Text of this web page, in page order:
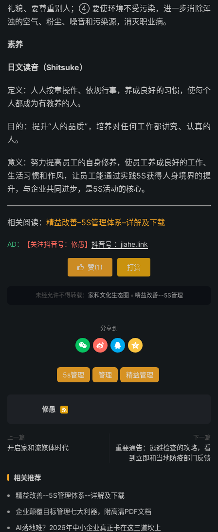
礼貌、要尊重别人；④ 要使环境不受污染，进一步消除浑
浊的空气、粉尘、噪音和污染源，消灭职业病。
素养
日文读音（Shitsuke）
定义：人人按章操作、依规行事，养成良好的习惯，使每个
人都成为有教养的人。
目的：提升“人的品质”，培养对任何工作都讲究、认真的
人。
意义：努力提高员工的自身修养，使员工养成良好的工作、
生活习惯和作风，让员工能通过实践5S获得人身境界的提
升，与企业共同进步，是5S活动的核心。
相关阅读： 精益改善–5S管理体系–详解及下载
AD： 【关注抖音号：修愚】 抖音号 ：jiahe.link
 赞(1) 打赏
未经允许不得转载： 家和文化生态圈 » 精益改善--5S管理
分享到
   
5s管理 管理 精益管理
修愚 
上一篇
开启家和流媒体时代
下一篇
重要通告：逃避检查的攻略，看
到立即和当地防疫部门反馈
相关推荐
精益改善--5S管理体系--详解及下载
企业颠覆目标管理七大利器，附高清PDF文档
AI落地难？2026年中小企业真正卡在这三道坎上